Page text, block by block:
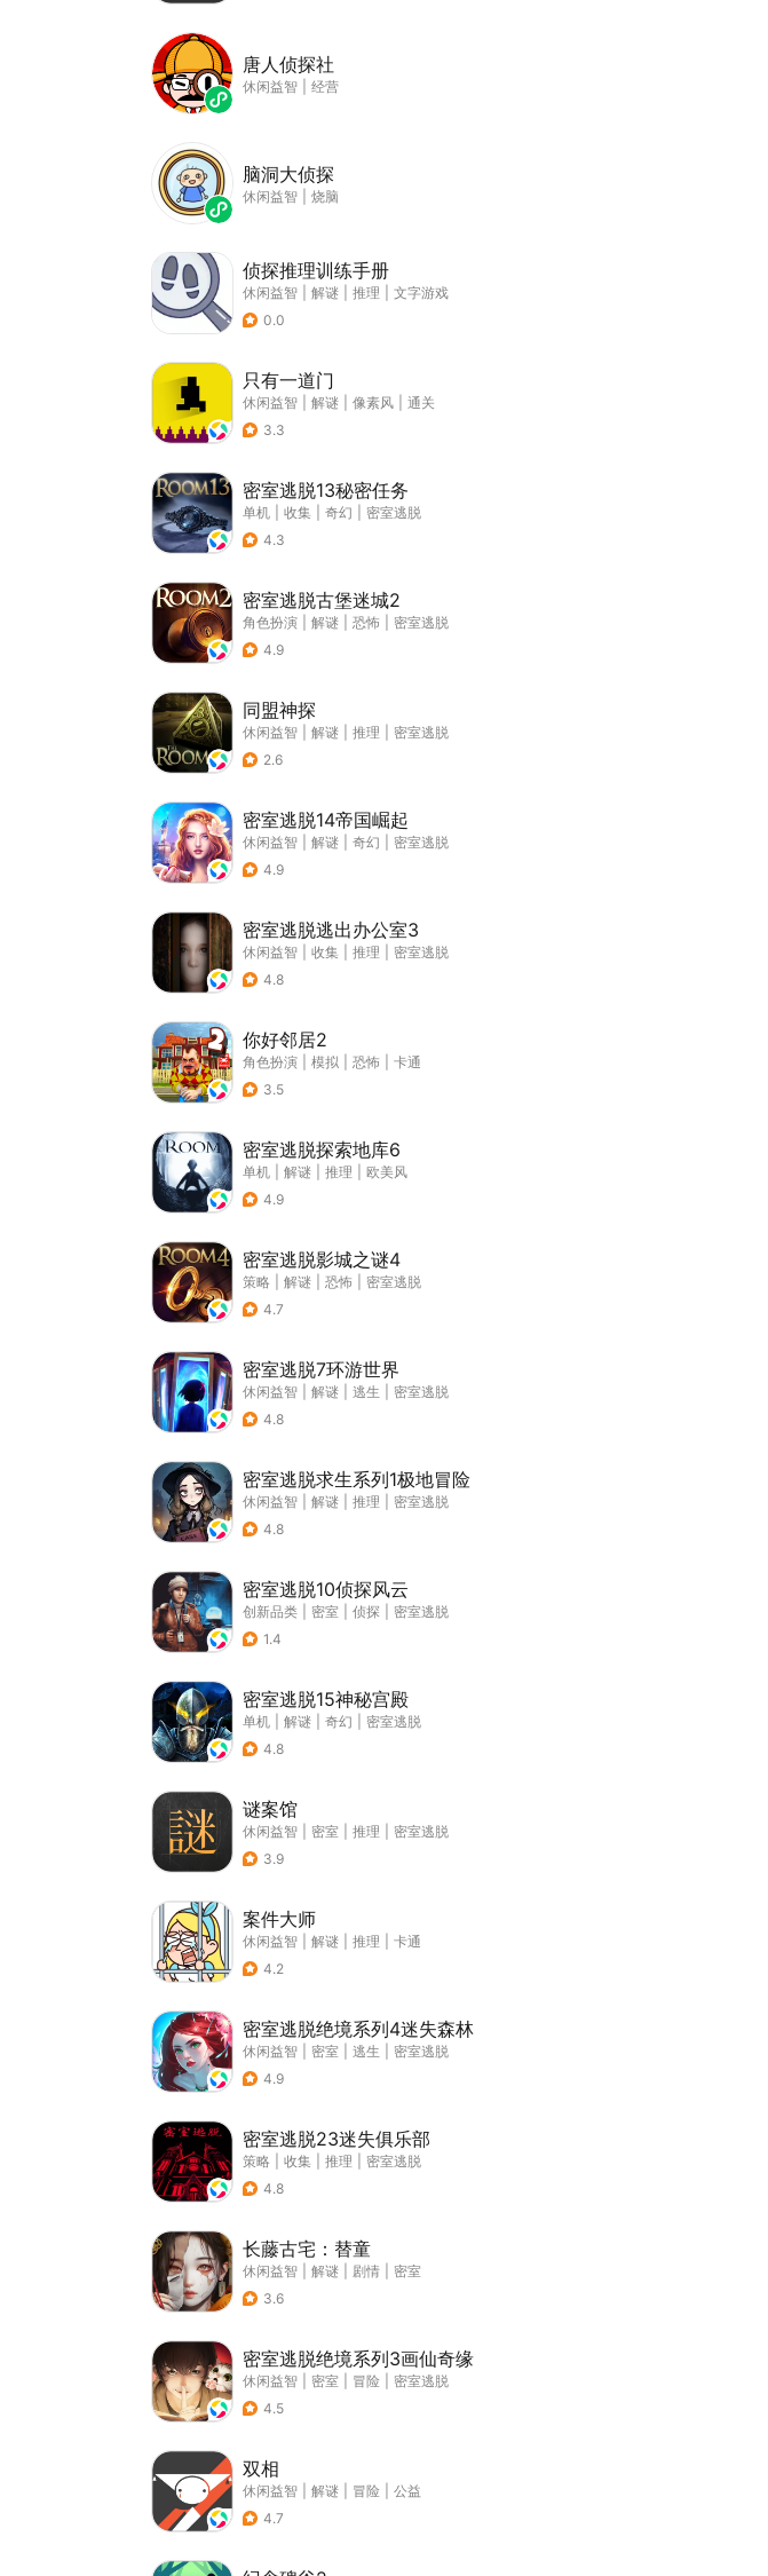
唐人侦探社
休闲益智 经营
脑洞大侦探
休闲益智 烧脑
侦探推理训练手册
休闲益智 解谜 推理
文字游戏
0.0
只有一道门
休闲益智 解谜 像素风
通关
3.3
密室逃脱13秘密任务
单机 收集 奇幻
密室逃脱
4.3
密室逃脱古堡迷城2
角色扮演 解谜 恐怖
密室逃脱
4.9
同盟神探
休闲益智 解谜 推理
密室逃脱
2.6
密室逃脱14帝国崛起
休闲益智 解谜 奇幻
密室逃脱
4.9
密室逃脱逃出办公室3
休闲益智 收集 推理
密室逃脱
4.8
你好邻居2
角色扮演 模拟 恐怖
卡通
3.5
密室逃脱探索地库6
单机 解谜 推理
欧美风
4.9
密室逃脱影城之谜4
策略 解谜 恐怖
密室逃脱
4.7
密室逃脱7环游世界
休闲益智 解谜 逃生
密室逃脱
4.8
密室逃脱求生系列1极地冒险
休闲益智 解谜 推理
密室逃脱
4.8
密室逃脱10侦探风云
创新品类 密室 侦探
密室逃脱
1.4
密室逃脱15神秘宫殿
单机 解谜 奇幻
密室逃脱
4.8
谜案馆
休闲益智 密室 推理
密室逃脱
3.9
案件大师
休闲益智 解谜 推理
卡通
4.2
密室逃脱绝境系列4迷失森林
休闲益智 密室 逃生
密室逃脱
4.9
密室逃脱23迷失俱乐部
策略 收集 推理
密室逃脱
4.8
长藤古宅：替童
休闲益智 解谜 剧情
密室
3.6
密室逃脱绝境系列3画仙奇缘
休闲益智 密室 冒险
密室逃脱
4.5
双相
休闲益智 解谜 冒险
公益
4.7